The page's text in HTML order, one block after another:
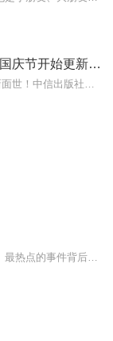
小猪屏蓬十二生肖神8 羊神篇国庆节开始更新啦！